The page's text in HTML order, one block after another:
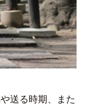
送る時期、また